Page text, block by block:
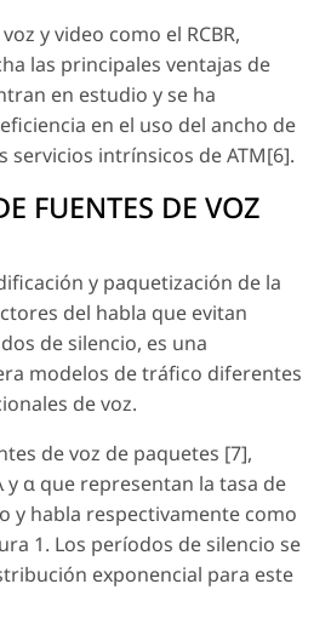
y video como el RCBR,
las principales ventajas de
en estudio y se ha
en el uso del ancho de
servicios intrínsicos de ATM[6].
FUENTES DE VOZ
y paquetización de la
del habla que evitan
de silencio, es una
modelos de tráfico diferentes
de voz.
de voz de paquetes [7],
α que representan la tasa de
y habla respectivamente como
1. Los períodos de silencio se
exponencial para este